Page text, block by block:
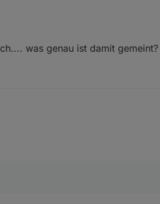
was genau ist damit gemeint?
was genau ist damit gemeint?